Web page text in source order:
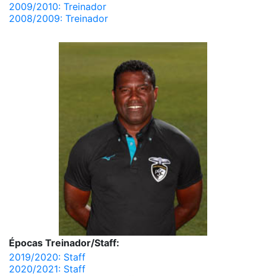
2009/2010: Treinador
2008/2009: Treinador
Épocas Treinador/Staff:
2019/2020: Staff
2020/2021: Staff